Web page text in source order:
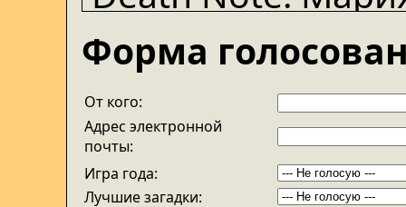
Яна; INSTEAD)
Escape The
Петр Косых;
FLYTIME: За
Форма
От кого:
Адрес электронной
почты:
Игра года:
Лучшие загадки: